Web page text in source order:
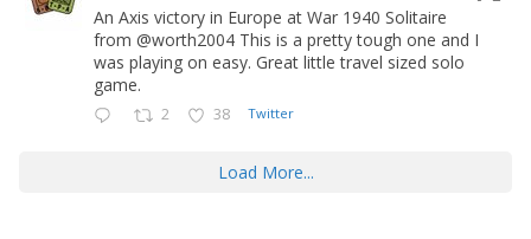
An Axis victory in Europe at War 1940 Solitaire
from @worth2004 This is a pretty tough one and I
was playing on easy. Great little travel sized solo
game.
2 38 Twitter
Load More...